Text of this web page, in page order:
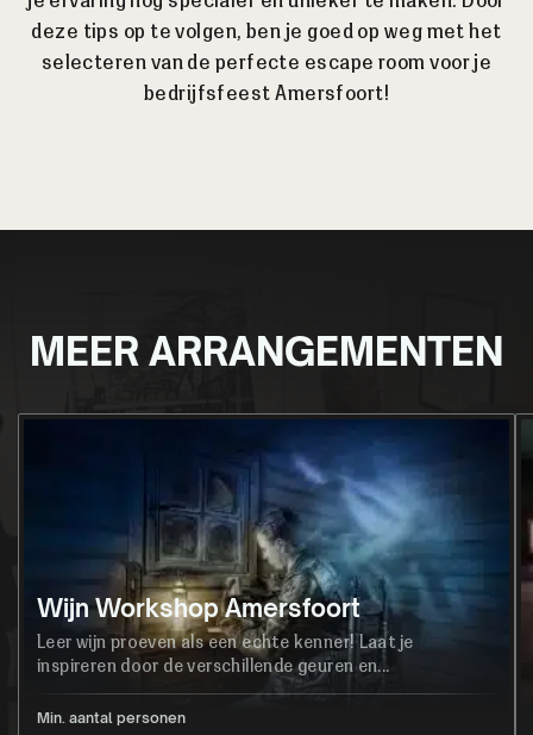
deze tips op te volgen, ben je goed op weg met het
selecteren van de perfecte escape room voor je
bedrijfsfeest Amersfoort!
MEER ARRANGEMENTEN
Wijn Workshop Amersfoort
Leer wijn proeven als een echte kenner! Laat je
inspireren door de verschillende geuren en...
Min. aantal personen